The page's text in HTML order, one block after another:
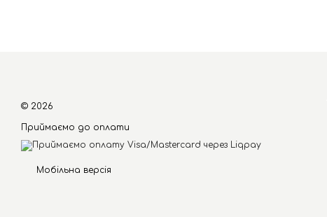
© 2026
Приймаємо до оплати
Мобільна версія